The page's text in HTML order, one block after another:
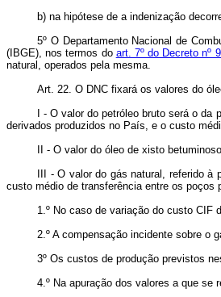
b) na hipótese de a indenização
5º O Departamento Nacional de
(IBGE), nos termos do art. 7º do Decreto nº
natural, operados pela mesma.
Art. 22. O DNC fixará os valores do
I - O valor do petróleo bruto será o
derivados produzidos no País, e o custo
II - O valor do óleo de xisto
III - O valor do gás natural, referido
custo médio de transferência entre os poços
1.º No caso de variação do custo CIF
2.º A compensação incidente sobre o
3º Os custos de produção previstos
4.º Na apuração dos valores a que se